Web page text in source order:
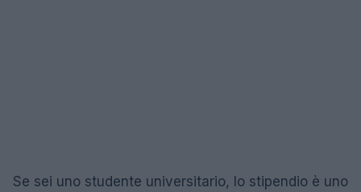
Se sei uno studente universitario, lo stipendio è uno